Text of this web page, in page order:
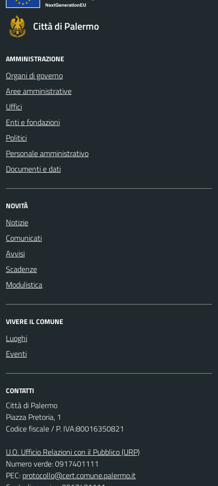
Città di Palermo
AMMINISTRAZIONE
Organi di governo
Aree amministrative
Uffici
Enti e fondazioni
Politici
Personale amministrativo
Documenti e dati
NOVITÀ
Notizie
Comunicati
Avvisi
Scadenze
Modulistica
VIVERE IL COMUNE
Luoghi
Eventi
CONTATTI
Città di Palermo
Piazza Pretoria, 1
Codice fiscale / P. IVA:80016350821
U.O. Ufficio Relazioni con il Pubblico (URP)
Numero verde: 0917401111
PEC: protocollo@cert.comune.palermo.it